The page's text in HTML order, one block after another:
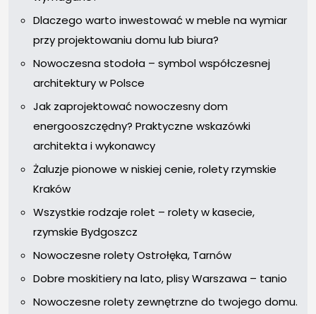
Dlaczego warto inwestować w meble na wymiar
przy projektowaniu domu lub biura?
Nowoczesna stodoła – symbol współczesnej
architektury w Polsce
Jak zaprojektować nowoczesny dom
energooszczędny? Praktyczne wskazówki
architekta i wykonawcy
Żaluzje pionowe w niskiej cenie, rolety rzymskie
Kraków
Wszystkie rodzaje rolet – rolety w kasecie,
rzymskie Bydgoszcz
Nowoczesne rolety Ostrołęka, Tarnów
Dobre moskitiery na lato, plisy Warszawa – tanio
Nowoczesne rolety zewnętrzne do twojego domu.